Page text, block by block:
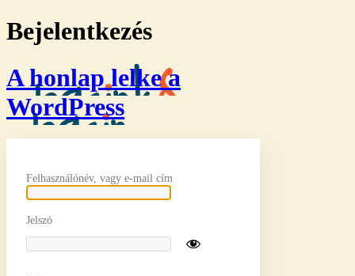
Bejelentkezés
A honlap lelke a
WordPress
Felhasználónév, vagy e-mail cím
Jelszó